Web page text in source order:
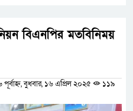
বিএনপির মতবিনিময়
বুধবার, ১৬ এপ্রিল ২০২৫
১১৯